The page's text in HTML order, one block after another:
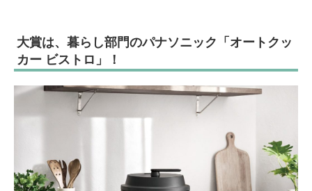
大賞は、暮らし部門のパナソニック「オートクッ
カー ビストロ」！